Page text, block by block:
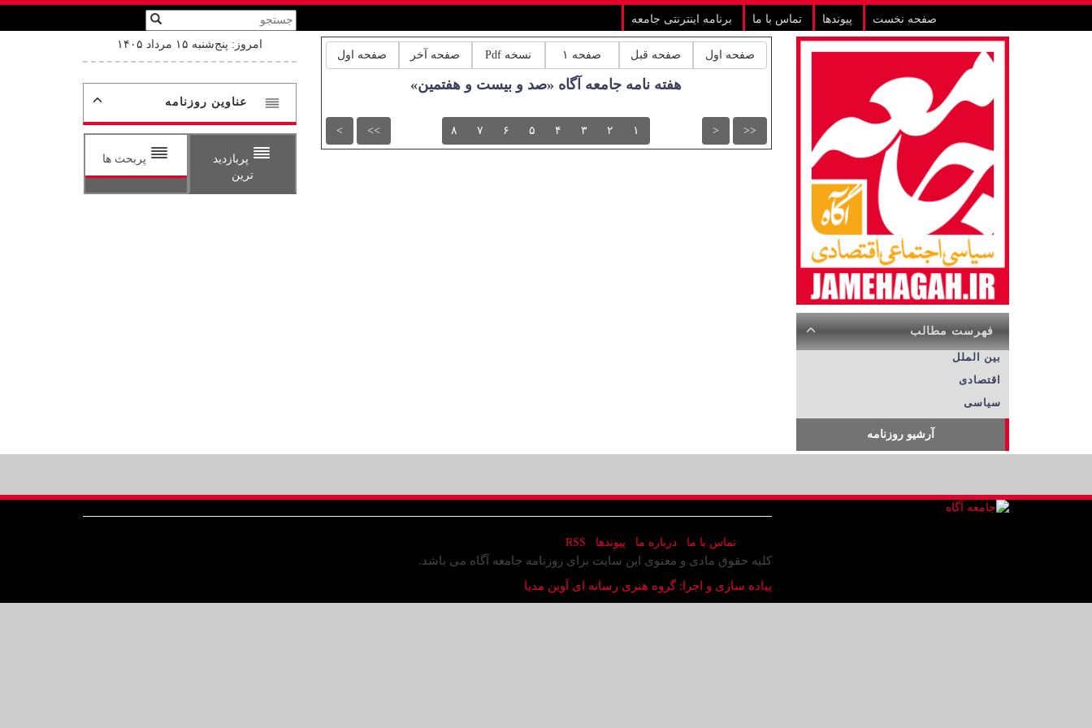
صفحه نخست پیوندها تماس با ما برنامه اینترنتی جامعه
فهرست مطالب
بین الملل
اقتصادی
سیاسی
آرشیو روزنامه
صفحه اول صفحه قبل صفحه ۱ نسخه Pdf صفحه آخر صفحه اول
هفته نامه جامعه آگاه «صد و بیست و هفتمین»
<<
< ۱ ۲ ۳ ۴ ۵ ۶ ۷ ۸ >>
>
امروز: پنج‌شنبه ۱۵ مرداد ۱۴۰۵
عناوین روزنامه
پربازدید
ترین
پربحث ها
تماس با ما درباره ما پیوندها RSS
کلیه حقوق مادی و معنوی این سایت برای روزنامه جامعه آگاه می باشد.
پیاده سازی و اجرا: گروه هنری رسانه ای آوین مدیا